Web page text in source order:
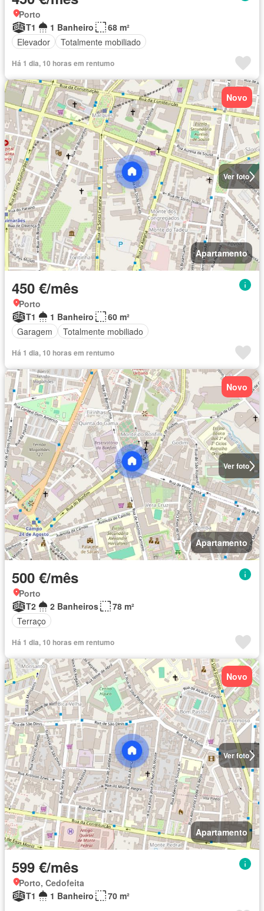
Porto
T1
1 Banheiro
68 m²
Elevador
Totalmente mobiliado
Há 1 dia, 10 horas em rentumo
Ver foto
Novo
Apartamento
450 €/mês
Porto
T1
1 Banheiro
60 m²
Garagem
Totalmente mobiliado
Há 1 dia, 10 horas em rentumo
Ver foto
Novo
Apartamento
500 €/mês
Porto
T2
2 Banheiros
78 m²
Terraço
Há 1 dia, 10 horas em rentumo
Ver foto
Novo
Apartamento
599 €/mês
Porto, Cedofeita
T1
1 Banheiro 70 m²